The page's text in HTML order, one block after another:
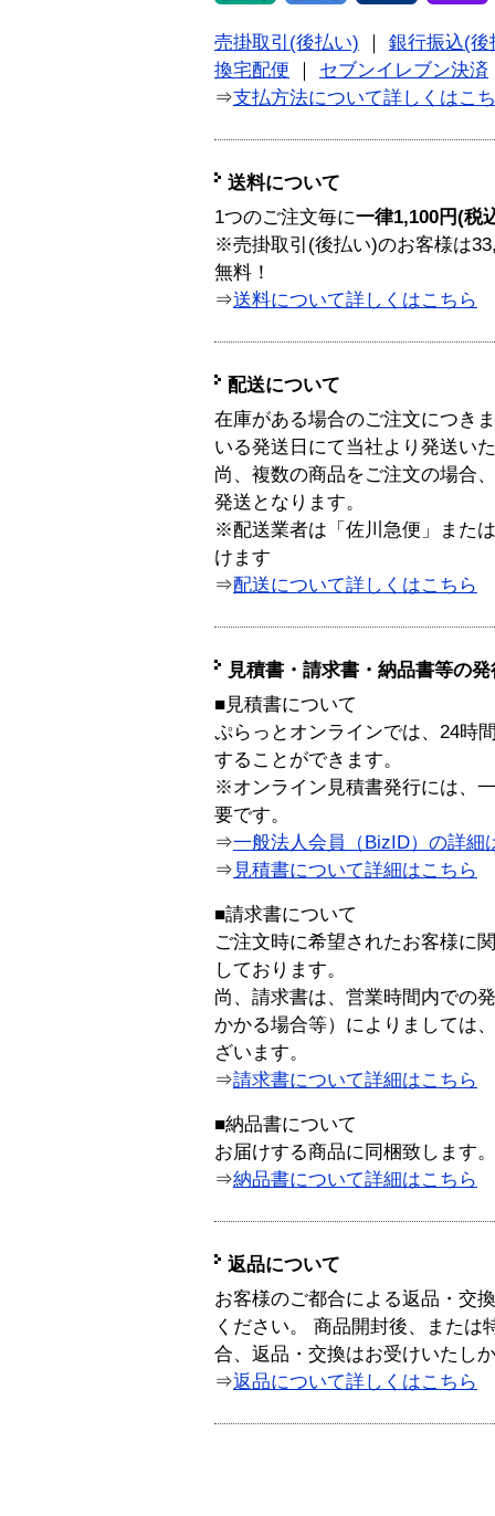
売掛取引(後払い)
銀行振込(後
換宅配便
セブンイレブン決済
⇒支払方法について詳しくはこ
送料について
1つのご注文毎に一律1,100円(税
※売掛取引(後払い)のお客様は
無料！
⇒送料について詳しくはこちら
配送について
在庫がある場合のご注文につき
いる発送日にて当社より発送い
尚、複数の商品をご注文の場合
発送となります。
※配送業者は「佐川急便」また
けます
⇒配送について詳しくはこちら
見積書・請求書・納品書等の
■見積書について
ぷらっとオンラインでは、24時
することができます。
※オンライン見積書発行には、
要です。
⇒一般法人会員（BizID）の詳細
⇒ 見積書について詳細はこちら
■請求書について
ご注文時に希望されたお客様に
しております。
尚、請求書は、営業時間内での
かかる場合等）によりましては
ざいます。
⇒請求書について詳細はこちら
■納品書について
お届けする商品に同梱致します。
⇒納品書について詳細はこちら
返品について
お客様のご都合による返品・交
ください。 商品開封後、または
合、返品・交換はお受けいたし
⇒返品について詳しくはこちら